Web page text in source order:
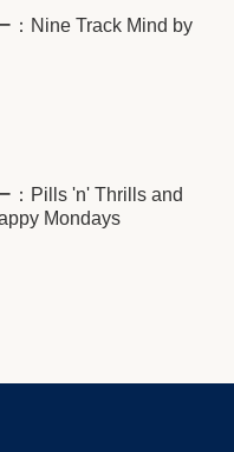
：Nine Track Mind by
：Pills 'n' Thrills and
Mondays